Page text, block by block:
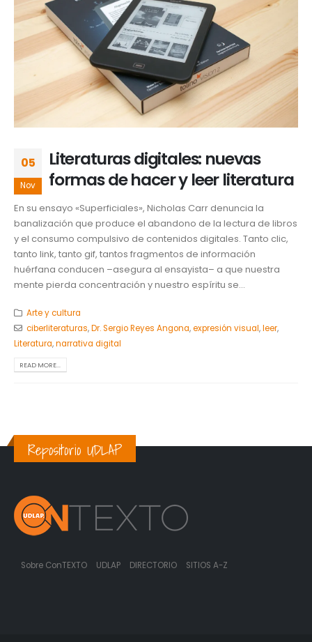
05
Nov
Literaturas digitales: nuevas
formas de hacer y leer literatura
En su ensayo «Superficiales», Nicholas Carr denuncia la
banalización que produce el abandono de la lectura de libros
y el consumo compulsivo de contenidos digitales. Tanto clic,
tanto link, tanto gif, tantos fragmentos de información
huérfana conducen –asegura al ensayista– a que nuestra
mente pierda concentración y nuestro espíritu se...
Arte y cultura
ciberliteraturas,Dr. Sergio Reyes Angona,expresión visual,leer,
Literatura,narrativa digital
READ MORE...
Repositorio UDLAP
Sobre ConTEXTO UDLAP DIRECTORIO SITIOS A-Z